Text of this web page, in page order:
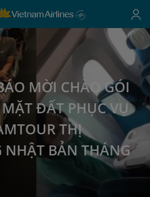
MỜI CHÀO GÓI
ĐẤT PHỤC VỤ
THỊ
NHẬT BẢN THÁNG